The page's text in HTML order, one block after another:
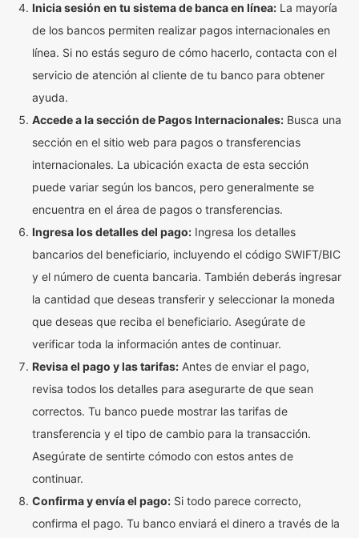
Inicia sesión en tu sistema de banca en línea: La mayoría
de los bancos permiten realizar pagos internacionales en
línea. Si no estás seguro de cómo hacerlo, contacta con el
servicio de atención al cliente de tu banco para obtener
ayuda.
Accede a la sección de Pagos Internacionales: Busca una
sección en el sitio web para pagos o transferencias
internacionales. La ubicación exacta de esta sección
puede variar según los bancos, pero generalmente se
encuentra en el área de pagos o transferencias.
Ingresa los detalles del pago: Ingresa los detalles
bancarios del beneficiario, incluyendo el código SWIFT/BIC
y el número de cuenta bancaria. También deberás ingresar
la cantidad que deseas transferir y seleccionar la moneda
que deseas que reciba el beneficiario. Asegúrate de
verificar toda la información antes de continuar.
Revisa el pago y las tarifas: Antes de enviar el pago,
revisa todos los detalles para asegurarte de que sean
correctos. Tu banco puede mostrar las tarifas de
transferencia y el tipo de cambio para la transacción.
Asegúrate de sentirte cómodo con estos antes de
continuar.
Confirma y envía el pago: Si todo parece correcto,
confirma el pago. Tu banco enviará el dinero a través de la